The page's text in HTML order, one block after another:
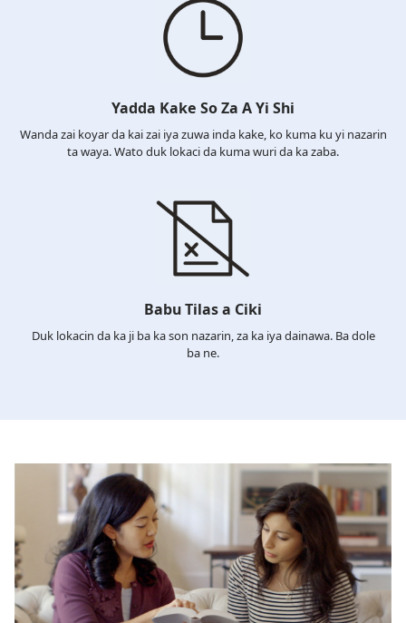
Yadda Kake So Za A Yi Shi
Wanda zai koyar da kai zai iya zuwa inda kake, ko kuma ku yi nazarin
ta waya. Wato duk lokaci da kuma wuri da ka zaba.
Babu Tilas a Ciki
Duk lokacin da ka ji ba ka son nazarin, za ka iya dainawa. Ba dole
ba ne.